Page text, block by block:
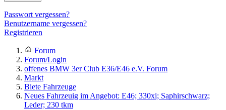
Passwort vergessen?
Benutzername vergessen?
Registrieren
Forum
Forum/Login
offenes BMW 3er Club E36/E46 e.V. Forum
Markt
Biete Fahrzeuge
Neues Fahrzeuig im Angebot: E46; 330xi; Saphirschwarz;
Leder; 230 tkm